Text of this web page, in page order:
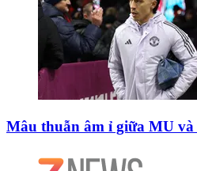
Mâu thuẫn âm ỉ giữa MU